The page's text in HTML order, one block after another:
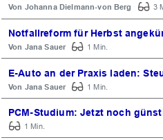
Johanna Dielmann-von Berg 3
Notfallreform für Herbst
Jana Sauer 1 Min.
E-Auto an der Praxis laden:
Jana Sauer 1 Min.
PCM-Studium: Jetzt noch
1 Min.